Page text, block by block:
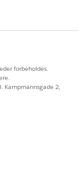
og
to forløb, der
et
ud af, hvordan
i
forbeholdes.
Kampmannsgade 2,